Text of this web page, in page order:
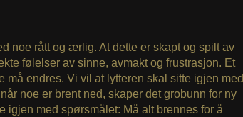
noe rått og ærlig. At dette er skapt og spilt av
følelser av sinne, avmakt og frustrasjon. Et
må endres. Vi vil at lytteren skal sitte igjen med
noe er brent ned, skaper det grobunn for ny
igjen med spørsmålet: Må alt brennes for å